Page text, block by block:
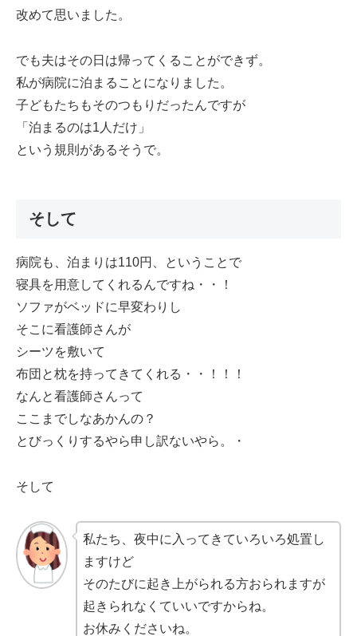
改めて思いました。
でも夫はその日は帰ってくることができず。
私が病院に泊まることになりました。
子どもたちもそのつもりだったんですが
「泊まるのは1人だけ」
という規則があるそうで。
そして
病院も、泊まりは110円、ということで
寝具を用意してくれるんですね・・！
ソファがベッドに早変わりし
そこに看護師さんが
シーツを敷いて
布団と枕を持ってきてくれる・・！！！
なんと看護師さんって
ここまでしなあかんの？
とびっくりするやら申し訳ないやら。・
そして
私たち、夜中に入ってきていろいろ処置し
ますけど
そのたびに起き上がられる方おられますが
起きられなくていいですからね。
お休みくださいね。